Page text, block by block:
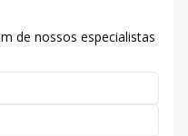
de nossos especialistas